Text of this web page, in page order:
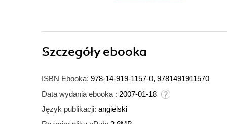
Szczegółyebooka
ISBN Ebooka: 978-14-919-1157-0, 9781491911570
Data wydania ebooka : 2007-01-18
Język publikacji: angielski